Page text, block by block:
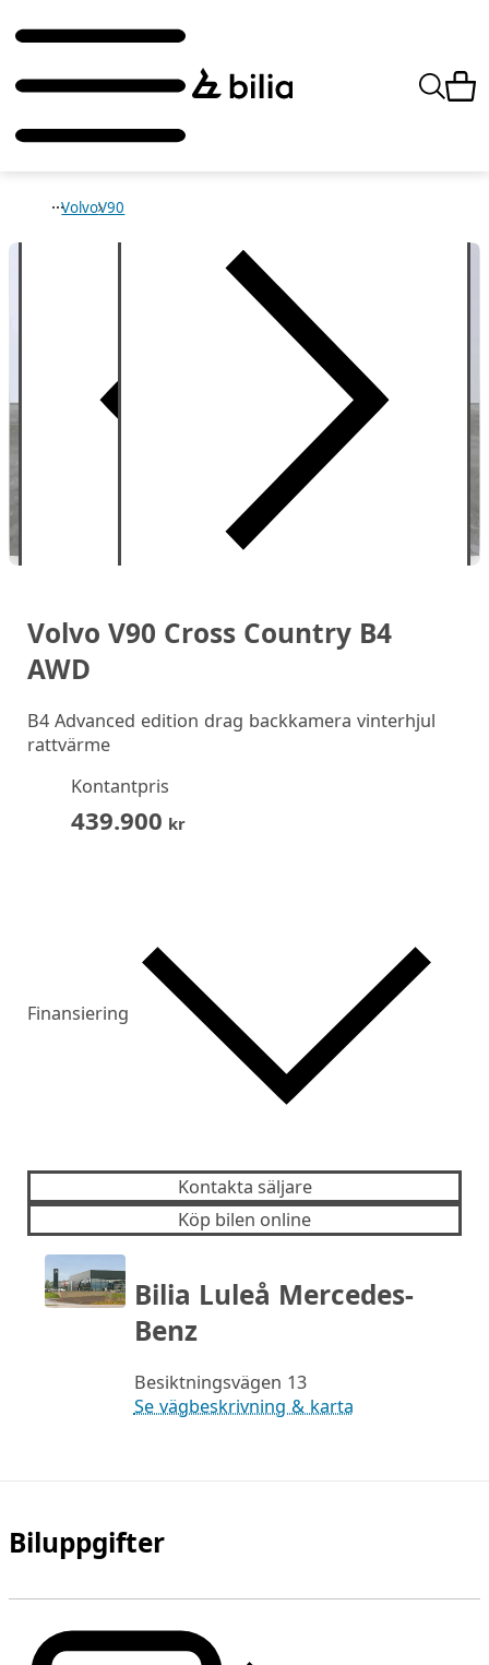
VolvoV90
Volvo V90 Cross Country B4
AWD
B4 Advanced edition drag backkamera vinterhjul
rattvärme
Kontantpris
439.900 kr
Finansiering
Kontakta säljare
Köp bilen online
Bilia Luleå Mercedes-
Benz
Besiktningsvägen 13
Se vägbeskrivning & karta
Biluppgifter